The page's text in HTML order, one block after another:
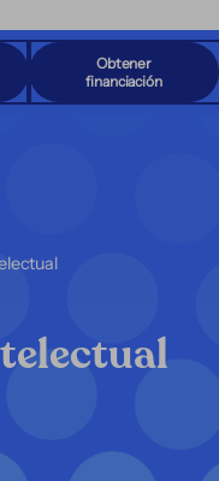
Obtener
financiación